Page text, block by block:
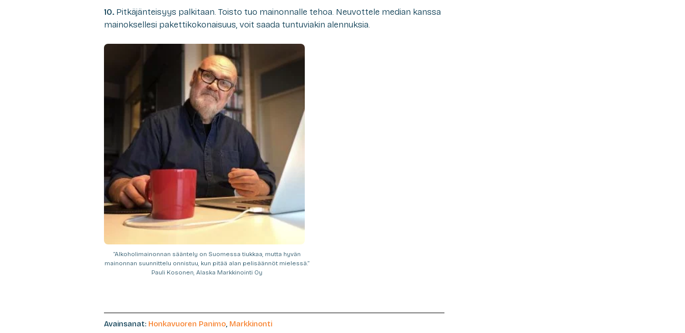
10. Pitkäjänteisyys palkitaan. Toisto tuo mainonnalle tehoa. Neuvottele median kanssa
mainoksellesi pakettikokonaisuus, voit saada tuntuviakin alennuksia.
”Alkoholimainonnan sääntely on Suomessa tiukkaa, mutta hyvän
mainonnan suunnittelu onnistuu, kun pitää alan pelisäännöt mielessä.”
Pauli Kosonen, Alaska Markkinointi Oy
Avainsanat: Honkavuoren Panimo, Markkinonti